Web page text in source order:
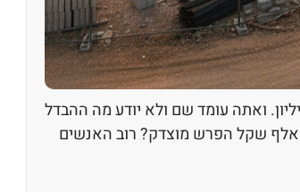
הצעה מקבלן קטן ב-2.1 מיליון. חברת בנייה גדולה הציעה לך 2.85 מיליון. ואתה עומד שם ולא יודע מה ההבדל
האמיתי. האם הגדול יותר טוב? האם הקטן יחליף אותך באמצע? האם 750 אלף שקל הפרש מוצדק? רוב האנשים